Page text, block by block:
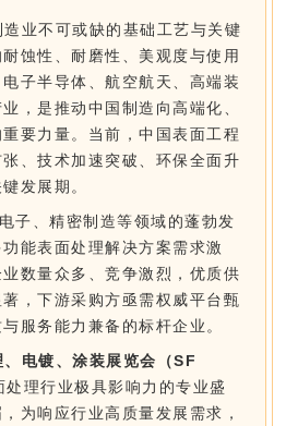
业不可或缺的基础工艺与关键
蚀性、耐磨性、美观度与使用
子半导体、航空航天、高端装
，是推动中国制造向高端化、
要力量。当前，中国表面工程
、技术加速突破、环保全面升
发展期。
子、精密制造等领域的蓬勃发
能表面处理解决方案需求激
数量众多、竞争激烈，优质供
，下游采购方亟需权威平台甄
服务能力兼备的标杆企业。
电镀、涂装展览会（SF
处理行业极具影响力的专业盛
为响应行业高质量发展需求，